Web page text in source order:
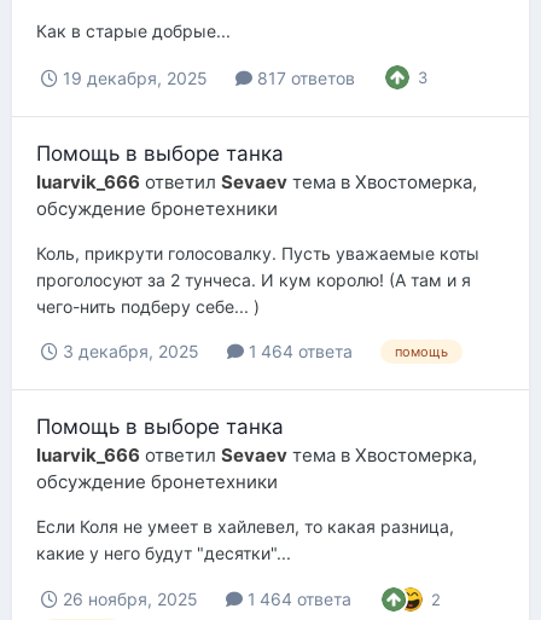
Как в старые добрые...
19 декабря, 2025 817 ответов 3
Помощь в выборе танка
luarvik_666 ответил Sevaev тема в Хвостомерка,
обсуждение бронетехники
Коль, прикрути голосовалку. Пусть уважаемые коты
проголосуют за 2 тунчеса. И кум королю! (А там и я
чего-нить подберу себе... )
3 декабря, 2025 1 464 ответа помощь
Помощь в выборе танка
luarvik_666 ответил Sevaev тема в Хвостомерка,
обсуждение бронетехники
Если Коля не умеет в хайлевел, то какая разница,
какие у него будут "десятки"...
26 ноября, 2025 1 464 ответа 2